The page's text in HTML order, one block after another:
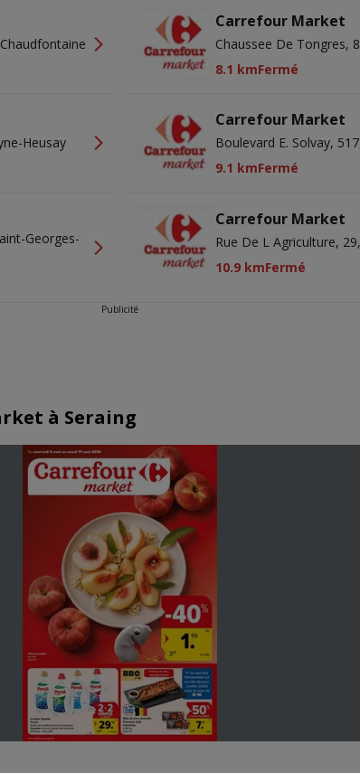
Carrefour Market
Chaussee De Tongres,
8.1 kmFermé
Heusay
Carrefour Market
Boulevard E. Solvay,
9.1 kmFermé
Georges-
Carrefour Market
Rue De L Agriculture,
10.9 kmFermé
Publicité
à Seraing